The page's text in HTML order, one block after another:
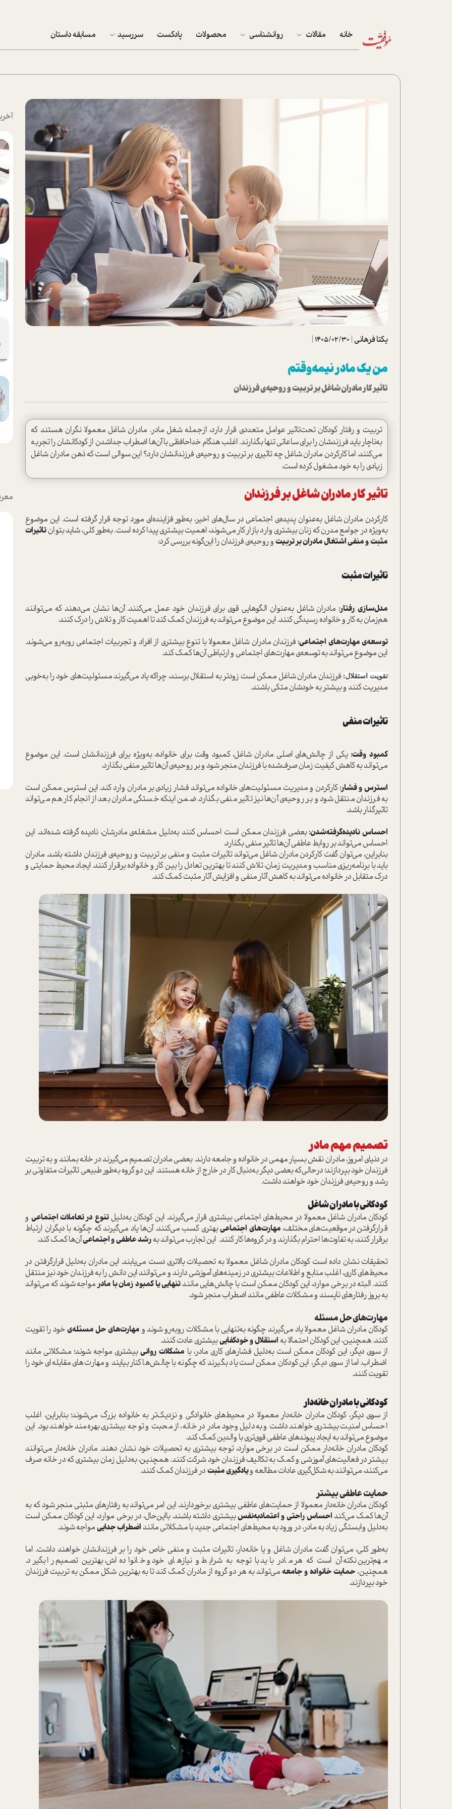
خانه مقالات
پرونده ویژه
تحلیل فیلم
شیوانا
داستان
روانشناسی محصولات پادکست سررسید
پکيج نوروزي موفقيت
تقویم رومیزی
تقویم دیواری
مسابقه داستان
یکتا فرهانی |
1405/02/30
|
من یک مادر نیمه‌وقتم
تاثیر کار مادران شاغل بر تربیت و روحیه‌ی فرزندان
تربیت و رفتار کودکان تحت‌تاثیر عوامل متعددی قرار دارد، ازجمله شغل مادر. مادران شاغل معمولا نگران هستند که
به‌ناچار باید فرزندشان را برای ساعاتی تنها بگذارند. اغلب هنگام خداحافظی با آن‌ها اضطراب جداشدن از کودکانشان را تجربه
می‌کنند. اما کارکردن مادران شاغل چه تاثیری بر تربیت و روحیه‌ی فرزندانشان دارد؟ این سوالی است که ذهن مادران شاغل
زیادی را به خود مشغول کرده است.
تاثیر کار مادران شاغل بر فرزندان
کارکردن مادران شاغل به‌عنوان پدیده‌ی اجتماعی در سال‌های اخیر، به‌طور فزاینده‌ای مورد توجه قرار گرفته است. این موضوع
به‌ویژه در جوامع مدرن که زنان بیشتری وارد بازار کار می‌شوند، اهمیت بیشتری پیدا کرده است. به‌طور کلی، شاید بتوانتاثیرات
مثبت و منفی اشتغال مادران بر تربیتو روحیه‌ی فرزندان را این‌گونه بررسی کرد:
تاثیرات مثبت
مدل‌سازی رفتار: مادران شاغل به‌عنوان الگوهایی قوی برای فرزندان خود عمل می‌کنند. آن‌ها نشان می‌دهند که می‌توانند
هم‌زمان به کار و خانواده رسیدگی کنند. این موضوع می‌تواند به فرزندان کمک کند تا اهمیت کار و تلاش را درک کنند.
توسعه‌ی مهارت‌های اجتماعی: فرزندان مادران شاغل معمولا با تنوع بیشتری از افراد و تجربیات اجتماعی روبه‌رو می‌شوند.
این موضوع می‌تواند به توسعه‌ی مهارت‌های اجتماعی و ارتباطی آن‌ها کمک کند.
تقویت استقلال: فرزندان مادران شاغل ممکن است زودتر به استقلال برسند، چراکه یاد می‌گیرند مسئولیت‌های خود را به‌خوبی
مدیریت کنند و بیشتر به خودشان متکی باشند.
تاثیرات منفی
کمبود وقت:یکی از چالش‌های اصلی مادران شاغل، کمبود وقت برای خانواده، به‌ویژه برای فرزندانشان است. این موضوع
می‌تواند به کاهش کیفیت زمان صرف‌شده با فرزندان منجر شود و بر روحیه‌ی آن‌ها تاثیر منفی بگذارد.
استرس و فشار:کارکردن و مدیریت مسئولیت‌های خانواده می‌تواند فشار زیادی بر مادران وارد کند. این استرس ممکن است
به فرزندان منتقل شود و بر روحیه‌ی آن‌ها نیز تاثیر منفی بگذارد. ضمن اینکه خستگی مادران بعد از انجام کار هم می‌تواند
تاثیرگذار باشد.
احساس نادیده‌گرفته‌شدن:بعضی فرزندان ممکن است احساس کنند به‌دلیل مشغله‌ی مادرشان، نادیده گرفته شده‌اند. این
احساس می‌تواند بر روابط عاطفی آن‌ها تاثیر منفی بگذارد.
بنابراین، می‌توان گفت کارکردن مادران شاغل می‌تواند تاثیرات مثبت و منفی بر تربیت و روحیه‌ی فرزندان داشته باشد. مادران
باید با برنامه‌ریزی مناسب و مدیریت زمان، تلاش کنند تا بهترین تعادل را بین کار و خانواده برقرار کنند. ایجاد محیط حمایتی و
درک متقابل در خانواده می‌تواند به کاهش آثار منفی و افزایش آثار مثبت کمک کند.
تصمیم مهم مادر
در دنیای امروز، مادران نقش بسیار مهمی در خانواده و جامعه دارند. بعضی مادران تصمیم می‌گیرند در خانه بمانند و به تربیت
فرزندان خود بپردازند؛ درحالی‌که بعضی دیگر به‌دنبال کار در خارج از خانه هستند. این دو گروه به‌طور طبیعی تاثیرات متفاوتی بر
رشد و روحیه‌ی فرزندان خود خواهند داشت.
کودکانی با مادران شاغل
کودکان مادران شاغل معمولا در محیط‌های اجتماعی بیشتری قرار می‌گیرند. این کودکان به‌دلیلتنوع در تعاملات اجتماعی و
قرارگرفتن در موقعیت‌های مختلف، مهارت‌های اجتماعیبهتری کسب می‌کنند. آن‌ها یاد می‌گیرند که چگونه با دیگران ارتباط
برقرار کنند، به تفاوت‌ها احترام بگذارند و در گروه‌ها کار کنند. این تجارب می‌تواند بهرشد عاطفی و اجتماعیآن‌ها کمک کند.
تحقیقات نشان داده است کودکان مادران شاغل‌ معمولا به تحصیلات بالاتری دست می‌یابند. این مادران به‌دلیل قرارگرفتن در
محیط‌های کاری، اغلب منابع و اطلاعات بیشتری در زمینه‌های آموزشی دارند و می‌توانند این دانش را به فرزندان خود نیز منتقل
کنند. البته در برخی موارد، این کودکان ممکن است با چالش‌هایی مانندتنهایی یا کمبود زمان با مادرمواجه شوند که می‌تواند
به بروز رفتارهای ناپسند و مشکلات عاطفی مانند اضطراب منجر شود.
مهارت‌های حل مسئله
کودکان مادران شاغل معمولا یاد می‌گیرند چگونه به‌تنهایی با مشکلات روبه‌رو شوند ومهارت‌های حل مسئله‌یخود را تقویت
کنند. همچنین، این کودکان احتمالا به استقلال و خودکفاییبیشتری عادت کنند.
از سوی دیگر، این کودکان ممکن است به‌دلیل فشارهای کاری مادر، با مشکلات روانیبیشتری مواجه شوند؛ مشکلاتی مانند
اضطراب. اما از سوی دیگر، این کودکان ممکن است یاد بگیرند که چگونه با چالش‌ها کنار بیایند و مهارت‌های مقابله‌ای خود را
تقویت کنند.
کودکانی با مادران خانه‌دار
از سوی دیگر، کودکان مادران خانه‌دار معمولا در محیط‌های خانوادگی و نزدیک‌تر به خانواده بزرگ می‌شوند؛ بنابراین، اغلب
احساس امنیت بیشتری خواهند داشت و به‌دلیل وجود مادر در خانه، از محبت و توجه بیشتری بهره‌مند خواهند بود. این
موضوع می‌تواند به ایجاد پیوندهای عاطفی قوی‌تری با والدین کمک کند.
کودکان مادران خانه‌دار ممکن است در برخی موارد، توجه بیشتری به تحصیلات خود نشان دهند. مادران خانه‌دار می‌توانند
بیشتر در فعالیت‌های آموزشی و کمک به تکالیف فرزندان خود شرکت کنند. همچنین، به‌دلیل زمان بیشتری که در خانه صرف
می‌کنند، می‌توانند به شکل‌گیری عادات مطالعه ویادگیری مثبتدر فرزندان کمک کنند.
حمایت عاطفی بیشتر
کودکان مادران خانه‌دار معمولا از حمایت‌های عاطفی بیشتری برخوردارند. این امر می‌تواند به رفتارهای مثبتی منجر شود که به
آن‌ها کمک می‌کند احساس راحتی و اعتمادبه‌نفسبیشتری داشته باشند. بااین‌حال، در برخی موارد، این کودکان ممکن است
به‌دلیل وابستگی زیاد به مادر، در ورود به محیط‌های اجتماعی جدید با مشکلاتی مانند اضطراب جداییمواجه شوند.
به‌طور کلی، می‌توان گفت مادران شاغل و یا خانه‌دار، تاثیرات مثبت و منفی خاص خود را بر فرزندانشان خواهند داشت. اما
مهم‌ترین نکته آن است که هر مادر باید با توجه به شرایط و نیازهای خود و خانواده‌اش، بهترین تصمیم را بگیرد.
همچنین، حمایت خانواده و جامعهمی‌تواند به هر دو گروه از مادران کمک کند تا به بهترین شکل ممکن به تربیت فرزندان
خود بپردازند.